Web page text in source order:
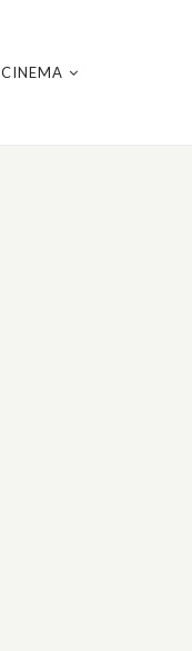
CINEMA